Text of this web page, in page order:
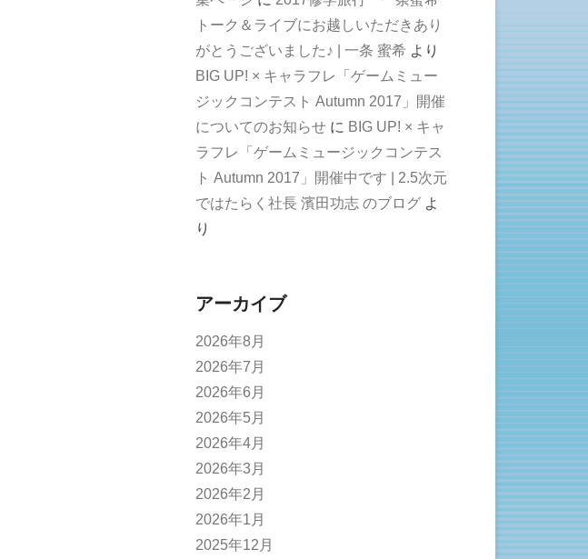
トーク＆ライブにお越しいただきあり
がとうございました♪ | 一条 蜜希 より
BIG UP! × キャラフレ「ゲームミュー
ジックコンテスト Autumn 2017」開催
についてのお知らせ に BIG UP! × キャ
ラフレ「ゲームミュージックコンテス
ト Autumn 2017」開催中です | 2.5次元
ではたらく社長 濱田功志 のブログ よ
り
アーカイブ
2026年8月
2026年7月
2026年6月
2026年5月
2026年4月
2026年3月
2026年2月
2026年1月
2025年12月